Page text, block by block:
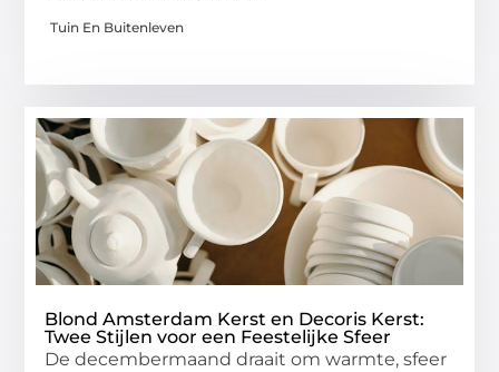
Tuin En Buitenleven
Blond Amsterdam Kerst en Decoris Kerst:
Twee Stijlen voor een Feestelijke Sfeer
De decembermaand draait om warmte, sfeer